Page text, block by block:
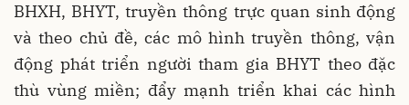
BHXH, BHYT, truyền thông trực quan sinh động
và theo chủ đề, các mô hình truyền thông, vận
động phát triển người tham gia BHYT theo đặc
thù vùng miền; đẩy mạnh triển khai các hình